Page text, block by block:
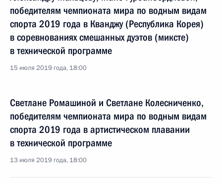
победителям чемпионата мира по водным видам
спорта 2019 года в Кванджу (Республика Корея)
в соревнованиях смешанных дуэтов (миксте)
в технической программе
15 июля 2019 года, 18:00
Светлане Ромашиной и Светлане Колесниченко,
победителям чемпионата мира по водным видам
спорта 2019 года в артистическом плавании
в технической программе
13 июля 2019 года, 18:00